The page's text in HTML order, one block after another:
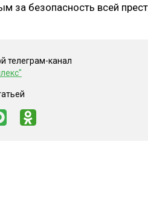
за безопасность всей
телеграм-канал